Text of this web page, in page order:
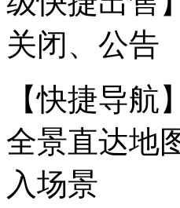
关闭、公告
【快捷导航】
全景直达地
入场景